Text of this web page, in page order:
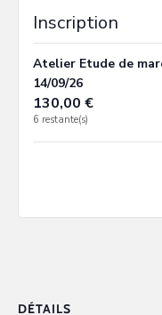
DÉTAILS
Inscription
Atelier Etude de
14/09/26
130,00 €
6 restante(s)